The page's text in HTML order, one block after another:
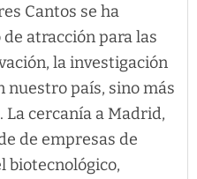
Cantos se ha
atracción para las
la investigación
nuestro país, sino más
cercanía a Madrid,
de empresas de
biotecnológico,